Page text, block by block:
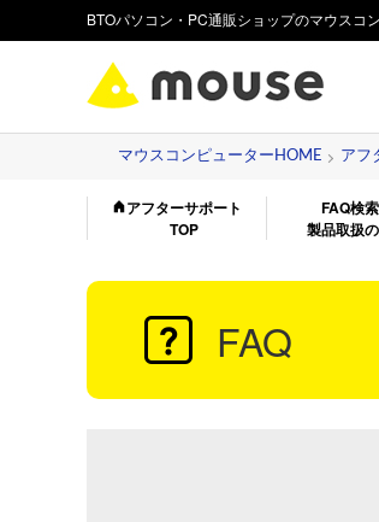
BTOパソコン・PC通販ショップのマウスコ
マウスコンピューターHOME アフ
アフターサポート
TOP
FAQ検索
製品取扱
FAQ